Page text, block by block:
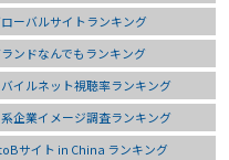
ーバルサイトランキング
ンドなんでもランキング
イルネット視聴率ランキング
企業イメージ調査ランキング
サイト in China ランキング